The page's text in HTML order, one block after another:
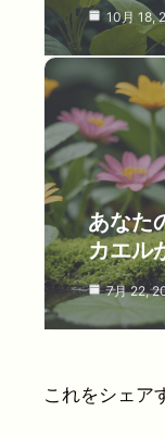
10月 18,
あなた
カエル
7月 22,
これをシェア